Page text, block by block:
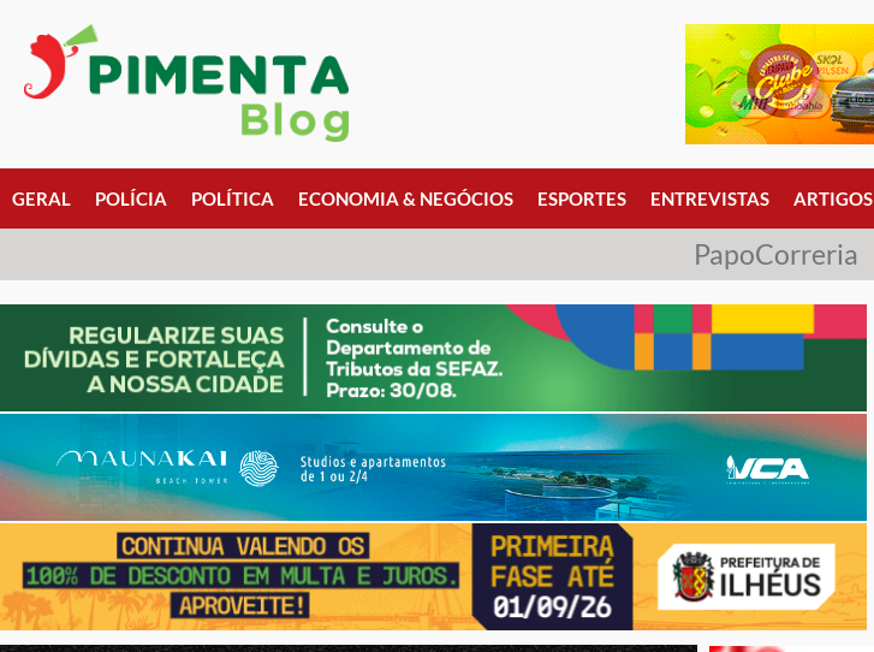
GERAL POLÍCIA POLÍTICA ECONOMIA & NEGÓCIOS ESPORTES ENTREVISTAS ARTIGOS
PapoCorreria